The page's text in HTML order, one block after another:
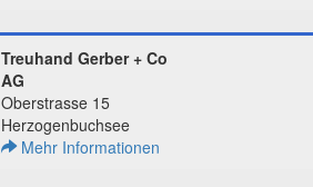
Treuhand Gerber + Co
AG
Oberstrasse 15
Herzogenbuchsee
Mehr Informationen